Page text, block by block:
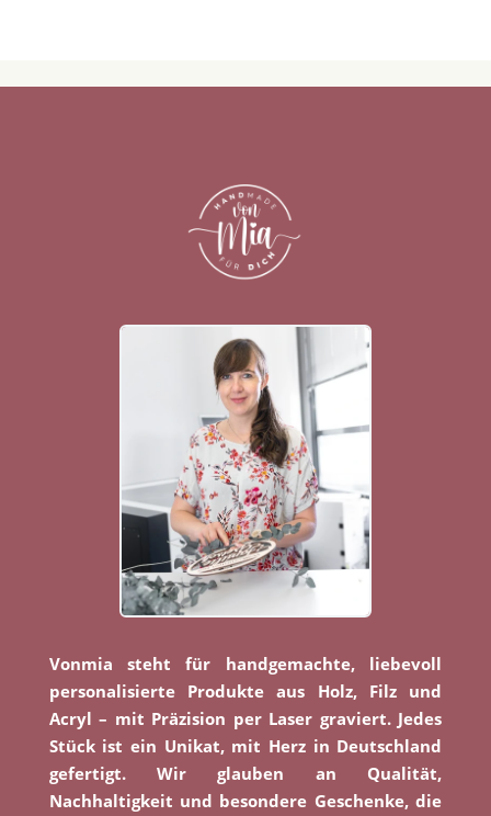
Vonmia steht für handgemachte, liebevoll
personalisierte Produkte aus Holz, Filz und
Acryl – mit Präzision per Laser graviert. Jedes
Stück ist ein Unikat, mit Herz in Deutschland
gefertigt. Wir glauben an Qualität,
Nachhaltigkeit und besondere Geschenke, die